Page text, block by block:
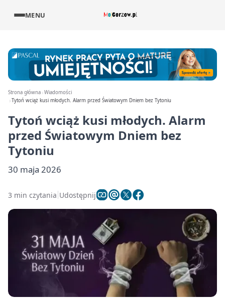
MENU
Strona główna Wiadomości
Tytoń wciąż kusi młodych. Alarm przed Światowym Dniem bez Tytoniu
Tytoń wciąż kusi młodych. Alarm
przed Światowym Dniem bez
Tytoniu
30 maja 2026
3 min czytania Udostępnij